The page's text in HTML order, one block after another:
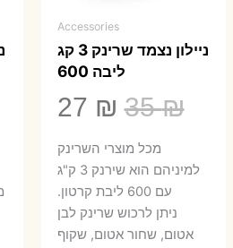
Accessories
ניילון נצמד שרינק 3 קג
ליבה 600
35₪
המחיר
המקורי
היה:
35 ₪.
27 ₪
הוא:
מכל מוצרי השרינק
למיניהם הוא שירנק 3 ק"ג
עם 600 ליבת קרטון.
ניתן לרכוש שרינק לבן
אטום, שחור אטום, שקוף